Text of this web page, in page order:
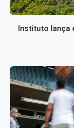
Instituto lança